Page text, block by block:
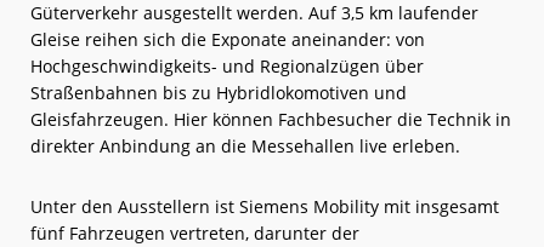
Güterverkehr ausgestellt werden. Auf 3,5 km laufender
Gleise reihen sich die Exponate aneinander: von
Hochgeschwindigkeits- und Regionalzügen über
Straßenbahnen bis zu Hybridlokomotiven und
Gleisfahrzeugen. Hier können Fachbesucher die Technik in
direkter Anbindung an die Messehallen live erleben.
Unter den Ausstellern ist Siemens Mobility mit insgesamt
fünf Fahrzeugen vertreten, darunter der